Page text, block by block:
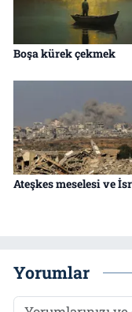
Boşa kürek çekmek
Ateşkes meselesi ve
Yorumlar